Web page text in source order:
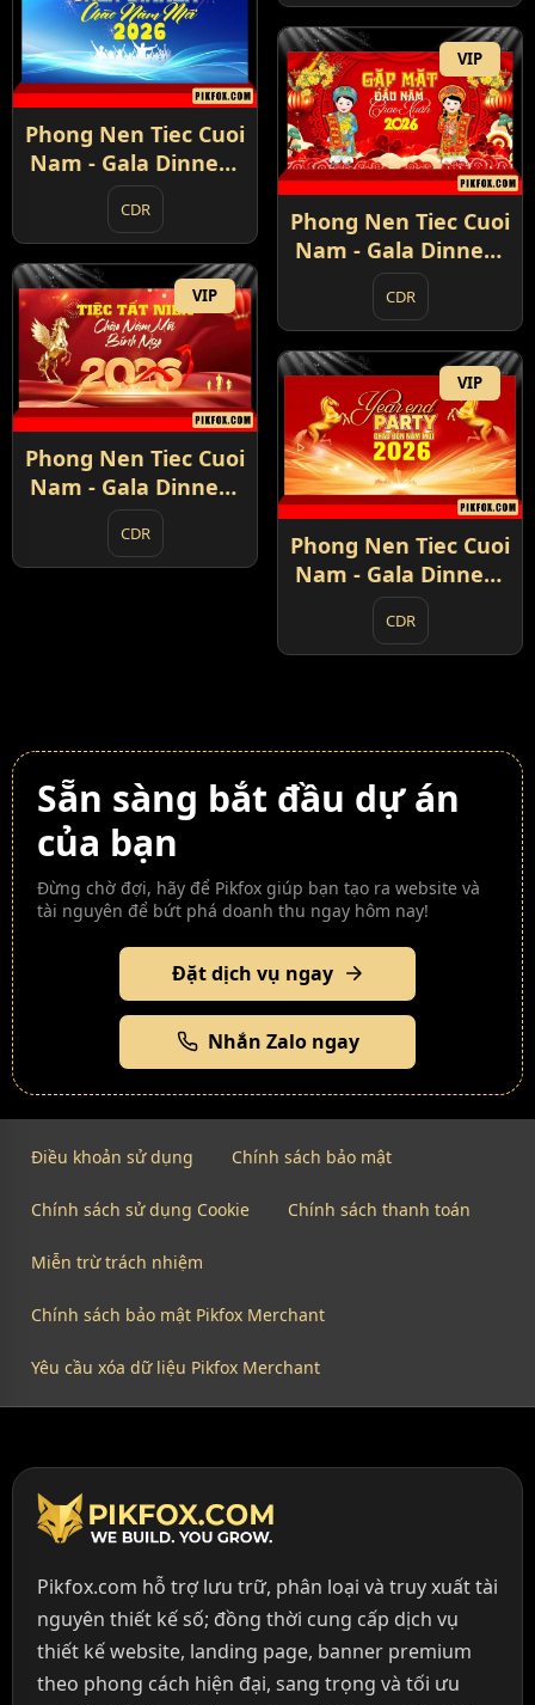
Phong Nen Tiec Cuoi
Nam - Gala Dinner -
Year End Party 2026
(9)
CDR
VIP
Phong Nen Tiec Cuoi
Nam - Gala Dinner -
Year End Party 2026
(10)
CDR
VIP
Phong Nen Tiec Cuoi
Nam - Gala Dinner -
Year End Party 2026
(12)
CDR
VIP
Phong Nen Tiec Cuoi
Nam - Gala Dinner -
Year End Party 2026
(13)
CDR
Sẵn sàng bắt đầu dự án
của bạn
Đừng chờ đợi, hãy để Pikfox giúp bạn tạo ra website và
tài nguyên để bứt phá doanh thu ngay hôm nay!
Đặt dịch vụ ngay
Nhắn Zalo ngay
Điều khoản sử dụng Chính sách bảo mật
Chính sách sử dụng Cookie Chính sách thanh toán
Miễn trừ trách nhiệm
Chính sách bảo mật Pikfox Merchant
Yêu cầu xóa dữ liệu Pikfox Merchant
Pikfox.com hỗ trợ lưu trữ, phân loại và truy xuất tài
nguyên thiết kế số; đồng thời cung cấp dịch vụ
thiết kế website, landing page, banner premium
theo phong cách hiện đại, sang trọng và tối ưu